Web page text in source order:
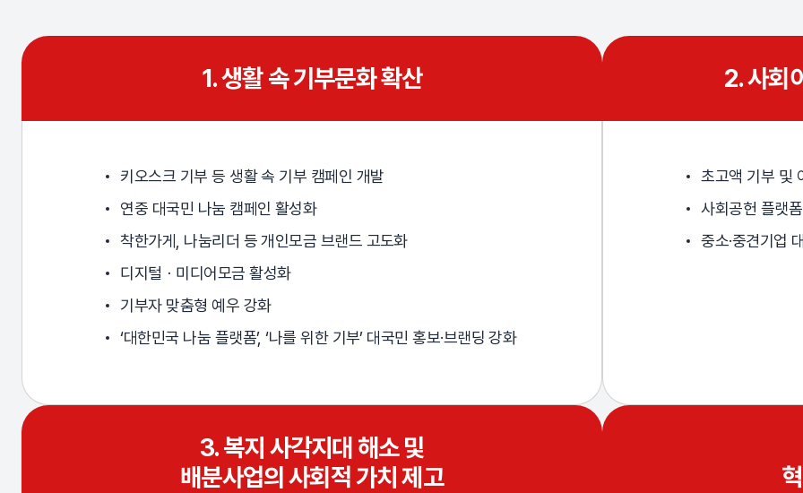
1. 생활 속 기부문화 확산
키오스크 기부 등 생활 속 기부 캠페인 개발
연중 대국민 나눔 캠페인 활성화
착한가게, 나눔리더 등 개인모금 브랜드 고도화
디지털ㆍ미디어모금 활성화
기부자 맞춤형 예우 강화
‘대한민국 나눔 플랫폼’, ‘나를 위한 기부’ 대국민 홍보·브랜딩 강화
2. 사회
초고액 기부 및
사회공헌 플랫
중소·중견기업
3. 복지 사각지대 해소 및
배분사업의 사회적 가치 제고